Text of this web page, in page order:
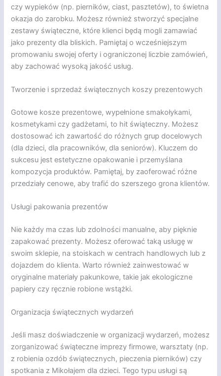
czy wypieków (np. pierników, ciast, pasztetów), to świetna
okazja do zarobku. Możesz również stworzyć specjalne
zestawy świąteczne, które klienci będą mogli zamawiać
jako prezenty dla bliskich. Pamiętaj o wcześniejszym
promowaniu swojej oferty i ograniczonej liczbie zamówień,
aby zachować wysoką jakość usług.
Tworzenie i sprzedaż świątecznych koszy prezentowych
Gotowe kosze prezentowe, wypełnione smakołykami,
kosmetykami czy gadżetami, to hit świąteczny. Możesz
dostosować ich zawartość do różnych grup docelowych
(dla dzieci, dla pracowników, dla seniorów). Kluczem do
sukcesu jest estetyczne opakowanie i przemyślana
kompozycja produktów. Pamiętaj, by zaoferować różne
przedziały cenowe, aby trafić do szerszego grona klientów.
Usługi pakowania prezentów
Nie każdy ma czas lub zdolności manualne, aby pięknie
zapakować prezenty. Możesz oferować taką usługę w
swoim sklepie, na stoiskach w centrach handlowych lub z
dojazdem do klienta. Warto również zainwestować w
oryginalne materiały pakunkowe, takie jak ekologiczne
papiery czy ręcznie robione wstążki.
Organizacja świątecznych wydarzeń
Jeśli masz doświadczenie w organizacji wydarzeń, możesz
zorganizować świąteczne imprezy firmowe, warsztaty (np.
z robienia ozdób świątecznych, pieczenia pierników) czy
spotkania z Mikołajem dla dzieci. Tego typu usługi są